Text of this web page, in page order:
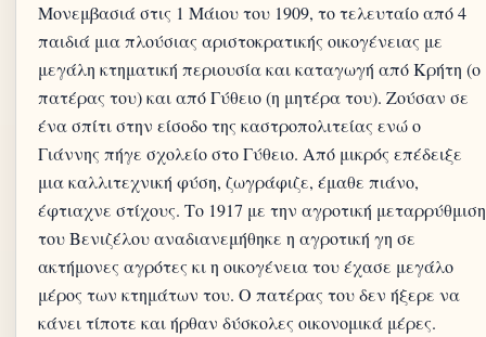
Μονεμβασιά στις 1 Μάιου του 1909, το τελευταίο από 4
παιδιά μια πλούσιας αριστοκρατικής οικογένειας με
μεγάλη κτηματική περιουσία και καταγωγή από Κρήτη (ο
πατέρας του) και από Γύθειο (η μητέρα του). Ζούσαν σε
ένα σπίτι στην είσοδο της καστροπολιτείας ενώ ο
Γιάννης πήγε σχολείο στο Γύθειο. Από μικρός επέδειξε
μια καλλιτεχνική φύση, ζωγράφιζε, έμαθε πιάνο,
έφτιαχνε στίχους. Το 1917 με την αγροτική μεταρρύθμιση
του Βενιζέλου αναδιανεμήθηκε η αγροτική γη σε
ακτήμονες αγρότες κι η οικογένεια του έχασε μεγάλο
μέρος των κτημάτων του. Ο πατέρας του δεν ήξερε να
κάνει τίποτε και ήρθαν δύσκολες οικονομικά μέρες.